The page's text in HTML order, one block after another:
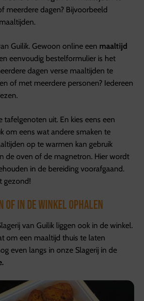
meerdere dagen? Bijvoorbeeld
Guilik. Gewoon online een maaltijd
eenvoudig bestelformulier is het
dagen verse maaltijden te
of met meerdere personen? Iedereen
tafelgenoten uit. En kies eens een
om eens wat andere smaken te
op te warmen kan gebruik
de oven of de magnetron. Hier wordt
in de bereiding voorafgaand.
gezond!
of in de winkel ophalen
van Guilik liggen ook in de winkel.
om een maaltijd thuis te laten
even langs in onze Slagerij in de